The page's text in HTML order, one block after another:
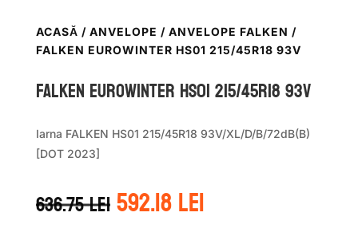
ACASĂ / ANVELOPE / ANVELOPE FALKEN /
FALKEN EUROWINTER HS01 215/45R18 93V
Falken EUROWINTER HS01 215/45R18 93V
Iarna FALKEN HS01 215/45R18 93V/XL/D/B/72dB(B)
[DOT 2023]
636.75leiPrețul
inițial
592.18leiPrețul
curent